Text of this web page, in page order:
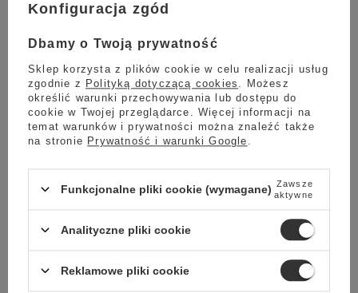
Róża
kandyzowana
Jadalne
złoto
na 100g
Wartość energetyczna 2200 kJ / 549
kcal
Tłuszcze
35.0 g
Konfiguracja zgód
Dbamy o Twoją prywatność
Sklep korzysta z plików cookie w celu realizacji usług
zgodnie z Polityką dotyczącą cookies
. Możesz
określić warunki przechowywania lub dostępu do
cookie w Twojej przeglądarce. Więcej informacji na
temat warunków i prywatności można znaleźć także
na stronie Prywatność i warunki Google
Funkcjonalne pliki cookie (wymagane) Zawsze
aktywne
Analityczne pliki cookie
Reklamowe pliki cookie